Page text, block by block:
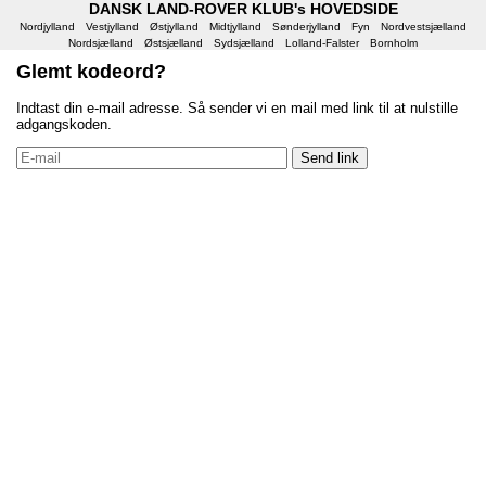
DANSK LAND-ROVER KLUB's HOVEDSIDE
Nordjylland Vestjylland Østjylland Midtjylland Sønderjylland Fyn
Nordvestsjælland
Nordsjælland
Østsjælland Sydsjælland Lolland-Falster Bornholm
Glemt kodeord?
Indtast din e-mail adresse. Så sender vi en mail med link til at nulstille
adgangskoden.